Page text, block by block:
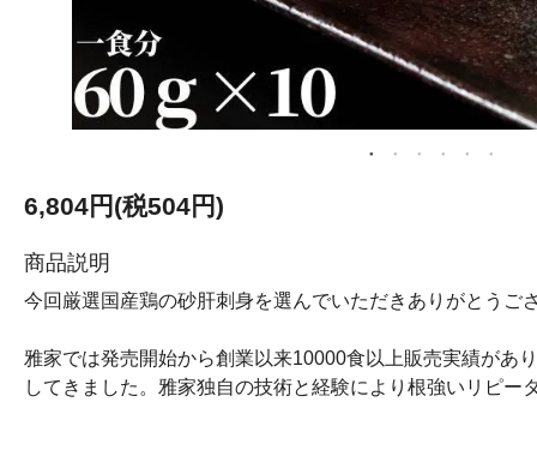
6,804円(税504円)
商品説明
今回厳選国産鶏の砂肝刺身を選んでいただきありがとうご
雅家では発売開始から創業以来10000食以上販売実績があ
してきました。雅家独自の技術と経験により根強いリピー